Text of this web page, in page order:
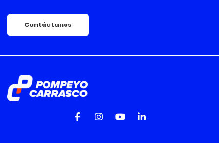
Contáctanos